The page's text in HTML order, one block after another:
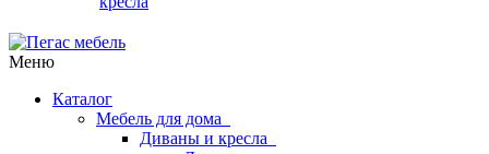
Меню
Каталог
Мебель для дома
Диваны и кресла